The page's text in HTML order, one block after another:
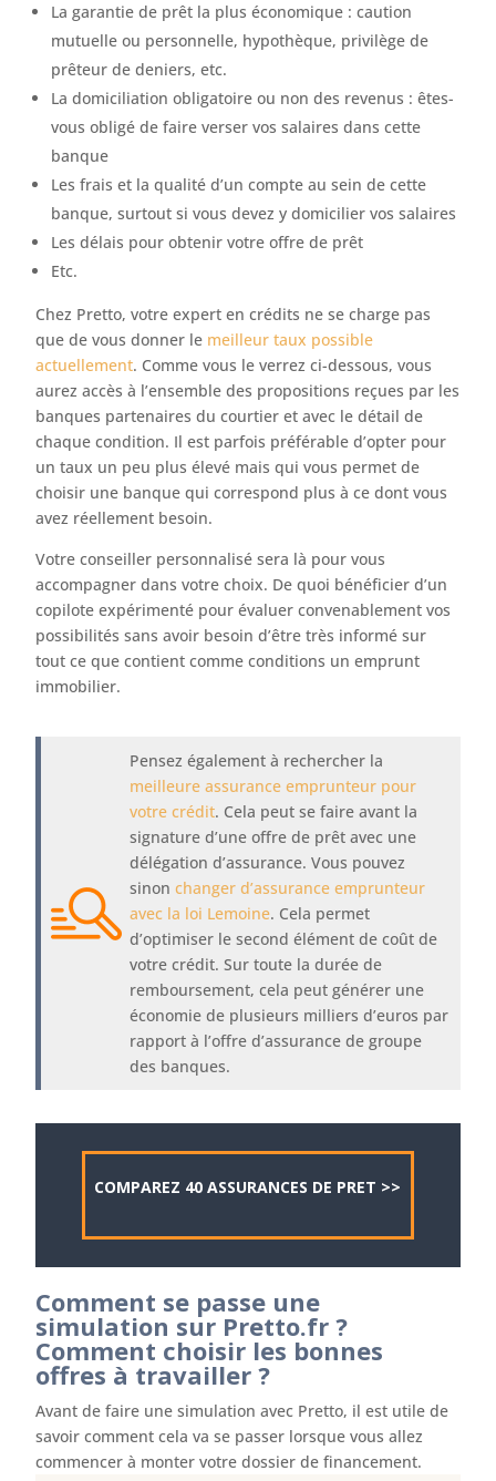
La garantie de prêt la plus économique : caution
mutuelle ou personnelle, hypothèque, privilège de
prêteur de deniers, etc.
La domiciliation obligatoire ou non des revenus : êtes-
vous obligé de faire verser vos salaires dans cette
banque
Les frais et la qualité d’un compte au sein de cette
banque, surtout si vous devez y domicilier vos salaires
Les délais pour obtenir votre offre de prêt
Etc.
Chez Pretto, votre expert en crédits ne se charge pas
que de vous donner le meilleur taux possible
actuellement. Comme vous le verrez ci-dessous, vous
aurez accès à l’ensemble des propositions reçues par les
banques partenaires du courtier et avec le détail de
chaque condition. Il est parfois préférable d’opter pour
un taux un peu plus élevé mais qui vous permet de
choisir une banque qui correspond plus à ce dont vous
avez réellement besoin.
Votre conseiller personnalisé sera là pour vous
accompagner dans votre choix. De quoi bénéficier d’un
copilote expérimenté pour évaluer convenablement vos
possibilités sans avoir besoin d’être très informé sur
tout ce que contient comme conditions un emprunt
immobilier.
Pensez également à rechercher la
meilleure assurance emprunteur pour
votre crédit. Cela peut se faire avant la
signature d’une offre de prêt avec une
délégation d’assurance. Vous pouvez
sinonchanger d’assurance emprunteur
avec la loi Lemoine. Cela permet
d’optimiser le second élément de coût de
votre crédit. Sur toute la durée de
remboursement, cela peut générer une
économie de plusieurs milliers d’euros par
rapport à l’offre d’assurance de groupe
des banques.
COMPAREZ 40 ASSURANCES DE PRET >>
Comment se passe une
simulation sur Pretto.fr ?
Comment choisir les bonnes
offres à travailler ?
Avant de faire une simulation avec Pretto, il est utile de
savoir comment cela va se passer lorsque vous allez
commencer à monter votre dossier de financement.